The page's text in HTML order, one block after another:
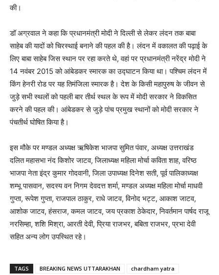
की।
डॉ अग्रवाल ने कहा कि प्रधानमंत्री मोदी ने दिल्ली से लेकर लंदन तक बाबा
साहेब की यादों को चिरस्थाई बनाने की पहल की है। लंदन में वकालत की पढ़ाई के
लिए बाबा साहेब जिस स्थान पर रहा करते थे, वहां पर प्रधानमंत्री नरेंद्र मोदी ने
14 नवंबर 2015 को आंबेडकर स्मारक का उद्घाटन किया था। पश्चिम लंदन में
किंग हेनरी रोड पर यह तिमंजिला स्मारक है। देश के किसी महापुरुष के जीवन से
जुड़े सभी स्थलों को पहली बार तीर्थ स्थल के रूप में मोदी सरकार ने विकसित
करने की पहल की। आंबेडकर से जुड़े पांच प्रमुख स्थानों को मोदी सरकार ने
पंचतीर्थ घोषित किया है।
इस मौके पर मण्डल अध्यक्ष ऋषिकेश भाजपा सुमित पंवार, अध्यक्ष उत्तराखंड
दलित महासभा नंद किशोर जाटव, जिलाध्यक्ष महिला मोर्चा कविता शाह, वरिष्ठ
भाजपा नेता इंद्र कुमार गोदवानी, जिला उपाध्यक्ष दिनेश सती, पूर्व पालिकाध्यक्ष
शम्भू पासवान, सदस्य वन निगम देवदत्त शर्मा, मण्डल अध्यक्ष महिला मोर्चा माधवी
गुप्ता, रूपेश गुप्ता, राजपाल ठाकुर, राधे जाटव, विनोद भट्ट, आकाश जाटव,
आशोक जाटव, हंसराज, कमल जाटव, जय प्रकाश ठेकेदार, निवर्तमान पार्षद राजू
नरसिम्हा, शशि मिश्रा, आरती देवी, प्रिया राजभर, बबिता राजभर, प्रभा देवी
सहित अन्य लोग उपस्थित रहे।
TAGS BREAKING NEWS UTTARAKHAN
chardham yatra